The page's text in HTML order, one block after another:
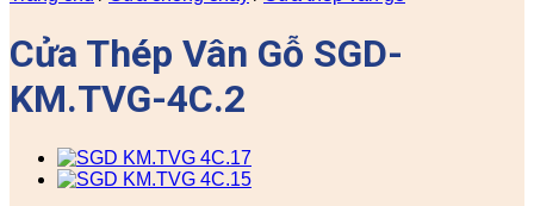
Cửa Thép Vân Gỗ SGD-
KM.TVG-4C.2